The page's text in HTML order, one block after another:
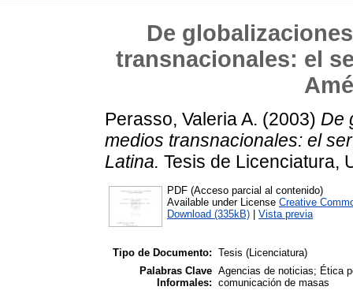
De
transnacionales: el
Perasso, Valeria A. (2003) De
medios transnacionales: el
Latina. Tesis de Licenciatura,
PDF (Acceso parcial al contenido)
Available under License Creative
Download (335kB)
Vista previa
Tipo de Documento: Tesis (Licenciatura)
Palabras Clave
Informales:
Agencias de noticias; Ética
comunicación de masas